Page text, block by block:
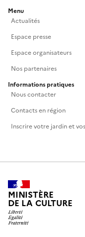
Menu
Actualités
Espace presse
Espace organisateurs
Nos partenaires
Informations pratiques
Nous contacter
Contacts en région
Inscrire votre jardin et
MINISTÈRE
DE LA CULTURE